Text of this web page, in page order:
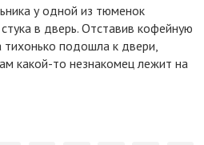
у одной из тюменок
в дверь. Отставив кофейную
подошла к двери,
какой-то незнакомец лежит на